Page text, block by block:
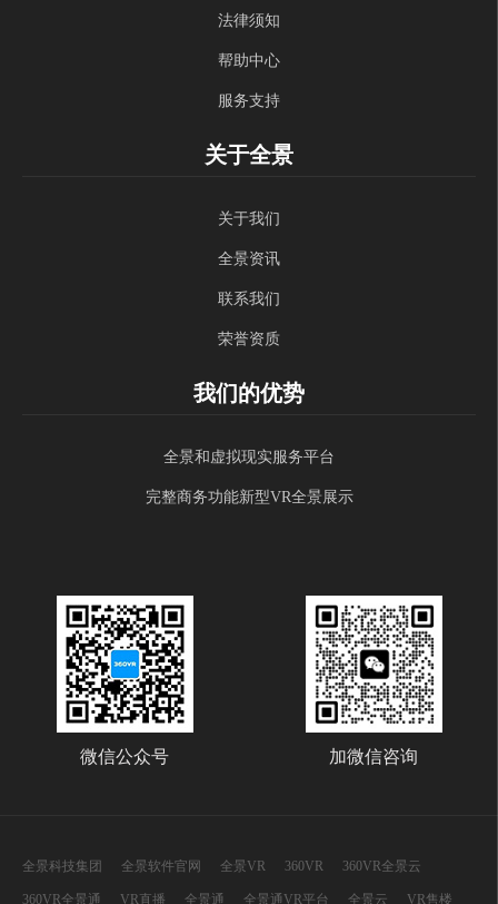
法律须知
帮助中心
服务支持
关于全景
关于我们
全景资讯
联系我们
荣誉资质
我们的优势
全景和虚拟现实服务平台
完整商务功能新型VR全景展示
微信公众号 加微信咨询
全景科技集团 全景软件官网 全景VR 360VR 360VR全景云
360VR全景通 VR直播 全景通 全景通VR平台 全景云 VR售楼